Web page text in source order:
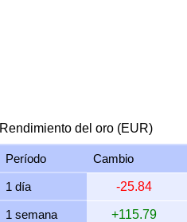
Rendimiento del oro (EUR)
Período Cambio
1 día -25.84
1 semana +115.79